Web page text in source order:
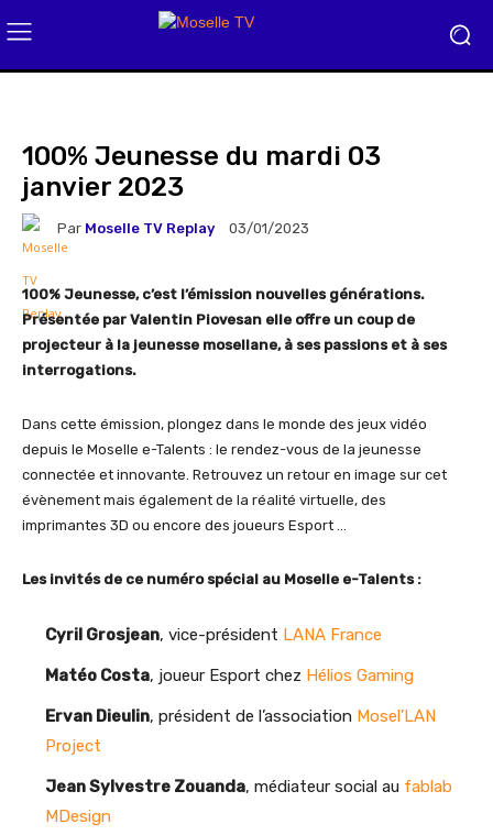
100% Jeunesse du mardi 03
janvier 2023
Par Moselle TV Replay 03/01/2023
100% Jeunesse, c’est l’émission nouvelles générations.
Présentée par Valentin Piovesan elle offre un coup de
projecteur à la jeunesse mosellane, à ses passions et à ses
interrogations.
Dans cette émission, plongez dans le monde des jeux vidéo
depuis le Moselle e-Talents : le rendez-vous de la jeunesse
connectée et innovante. Retrouvez un retour en image sur cet
évènement mais également de la réalité virtuelle, des
imprimantes 3D ou encore des joueurs Esport …
Les invités de ce numéro spécial au Moselle e-Talents :
Cyril Grosjean, vice-président LANA France
Matéo Costa, joueur Esport chez Hélios Gaming
Ervan Dieulin, président de l’association Mosel’LAN
Project
Jean Sylvestre Zouanda, médiateur social au fablab
MDesign